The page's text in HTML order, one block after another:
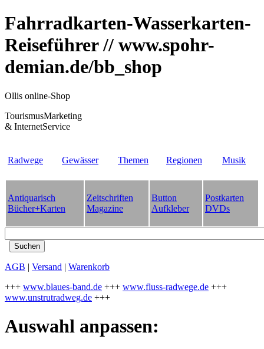
Fahrradkarten-Wasserkarten-
Reiseführer // www.spohr-
demian.de/bb_shop
Ollis online-Shop
TourismusMarketing
& InternetService
Radwege Gewässer Themen Regionen Musik
Antiquarisch
Bücher+Karten
Zeitschriften
Magazine
Button
Aufkleber
Postkarten
DVDs
AGB | Versand | Warenkorb
+++ www.blaues-band.de +++ www.fluss-radwege.de +++
www.unstrutradweg.de +++
Auswahl anpassen: